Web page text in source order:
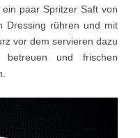
paar Spritzer Saft von
Dressing rühren und mit
vor dem servieren dazu
und frischen